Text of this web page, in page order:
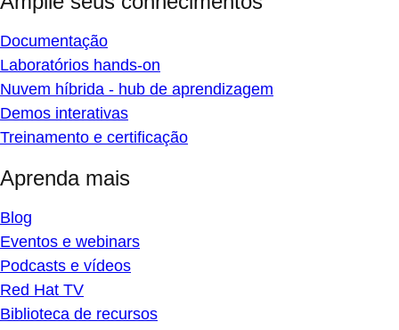
Documentação
Laboratórios hands-on
Nuvem híbrida - hub de aprendizagem
Demos interativas
Treinamento e certificação
Aprenda mais
Blog
Eventos e webinars
Podcasts e vídeos
Red Hat TV
Biblioteca de recursos